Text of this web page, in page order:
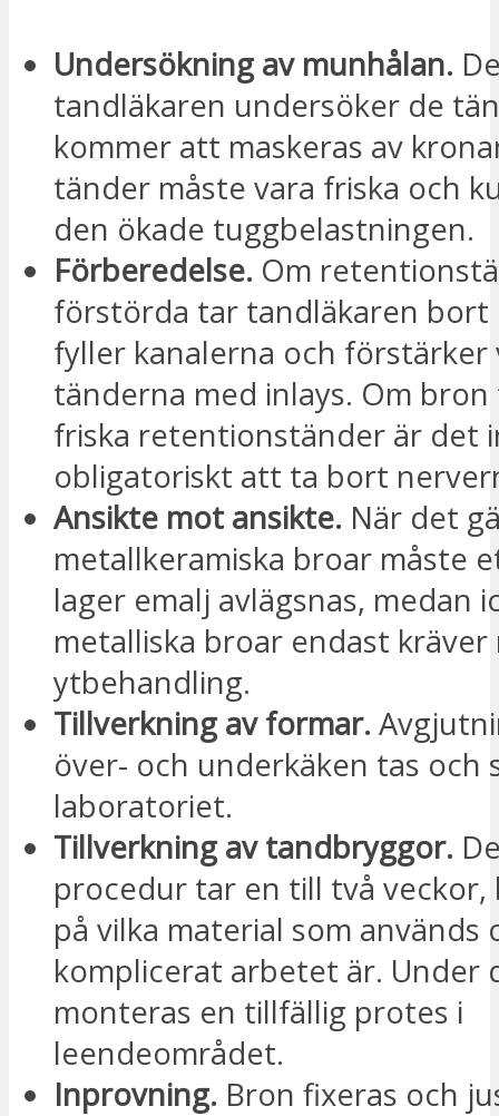
Undersökning av munhålan.
tandläkaren undersöker de
kommer att maskeras av
tänder måste vara friska och
den ökade tuggbelastningen.
Förberedelse. Om
förstörda tar tandläkaren bort
fyller kanalerna och förstärker
tänderna med inlays. Om
friska retentionständer är det
obligatoriskt att ta bort
Ansikte mot ansikte. När det
metallkeramiska broar måste
lager emalj avlägsnas, medan
metalliska broar endast kräver
ytbehandling.
Tillverkning av formar.
över- och underkäken tas och
laboratoriet.
Tillverkning av tandbryggor.
procedur tar en till två veckor,
på vilka material som används
komplicerat arbetet är. Under
monteras en tillfällig protes i
leendeområdet.
Inprovning. Bron fixeras och